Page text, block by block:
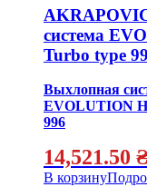
система
Turbo type
Выхлопная
EVOLUTION
996
14,521.50 ₴
В корзину